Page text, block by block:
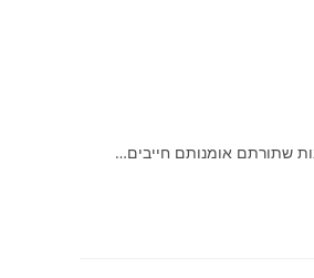
שתורתם אומנותם חייבים…